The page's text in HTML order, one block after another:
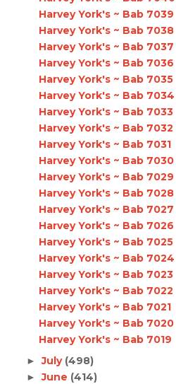
Harvey York's ~ Bab 7039
Harvey York's ~ Bab 7038
Harvey York's ~ Bab 7037
Harvey York's ~ Bab 7036
Harvey York's ~ Bab 7035
Harvey York's ~ Bab 7034
Harvey York's ~ Bab 7033
Harvey York's ~ Bab 7032
Harvey York's ~ Bab 7031
Harvey York's ~ Bab 7030
Harvey York's ~ Bab 7029
Harvey York's ~ Bab 7028
Harvey York's ~ Bab 7027
Harvey York's ~ Bab 7026
Harvey York's ~ Bab 7025
Harvey York's ~ Bab 7024
Harvey York's ~ Bab 7023
Harvey York's ~ Bab 7022
Harvey York's ~ Bab 7021
Harvey York's ~ Bab 7020
Harvey York's ~ Bab 7019
►July (498)
►June (414)